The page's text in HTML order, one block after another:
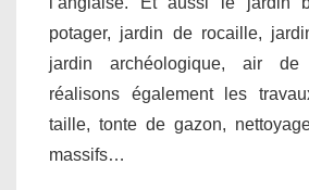
potager, jardin de rocaille,
jardin archéologique, air
réalisons également les
taille, tonte de gazon,
massifs…